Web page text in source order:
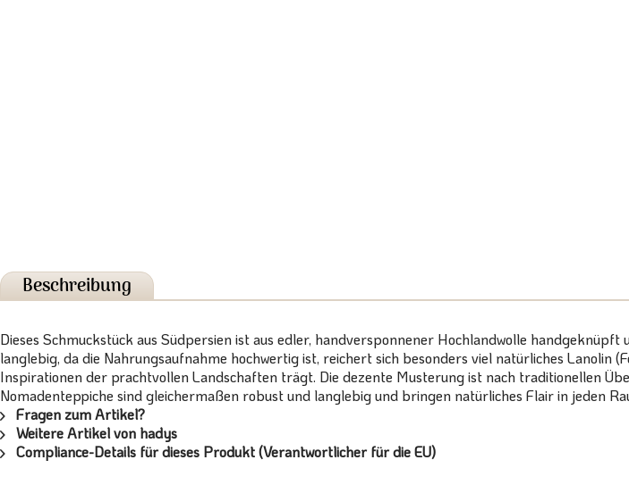
Beschreibung
Dieses Schmuckstück aus Südpersien ist aus edler, handversponnener Hochlandwolle
langlebig, da die Nahrungsaufnahme hochwertig ist, reichert sich besonders viel natürliches Lanolin
Inspirationen der prachtvollen Landschaften trägt. Die dezente Musterung ist nach traditionellen
Nomadenteppiche sind gleichermaßen robust und langlebig und bringen natürliches Flair in jeden
Fragen zum Artikel?
Weitere Artikel von hadys
Compliance-Details für dieses Produkt (Verantwortlicher für die EU)